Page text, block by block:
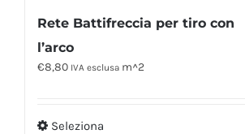
Rete Battifreccia per tiro con
l’arco
€8,80 IVA esclusa m^2
Seleziona